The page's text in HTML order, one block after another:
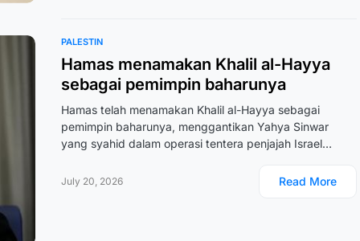
PALESTIN
Hamas menamakan Khalil al-Hayya
sebagai pemimpin baharunya
Hamas telah menamakan Khalil al-Hayya sebagai
pemimpin baharunya, menggantikan Yahya Sinwar
yang syahid dalam operasi tentera penjajah Israel…
July 20, 2026 Read More